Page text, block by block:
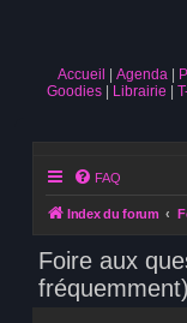
Accueil Agenda
Goodies
Librairie
FAQ
Index du forum
Foire aux
fréquemment)